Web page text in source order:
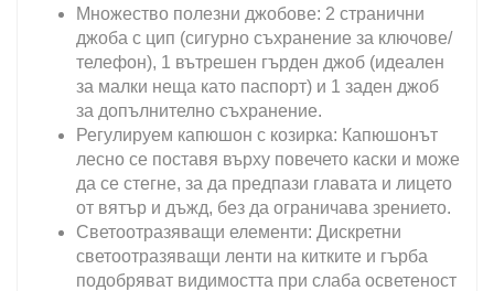
Множество полезни джобове: 2 странични
джоба с цип (сигурно съхранение за ключове/
телефон), 1 вътрешен гърден джоб (идеален
за малки неща като паспорт) и 1 заден джоб
за допълнително съхранение.
Регулируем капюшон с козирка: Капюшонът
лесно се поставя върху повечето каски и може
да се стегне, за да предпази главата и лицето
от вятър и дъжд, без да ограничава зрението.
Светоотразяващи елементи: Дискретни
светоотразяващи ленти на китките и гърба
подобряват видимостта при слаба осветеност